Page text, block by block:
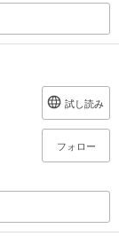
試し読み
フォロー